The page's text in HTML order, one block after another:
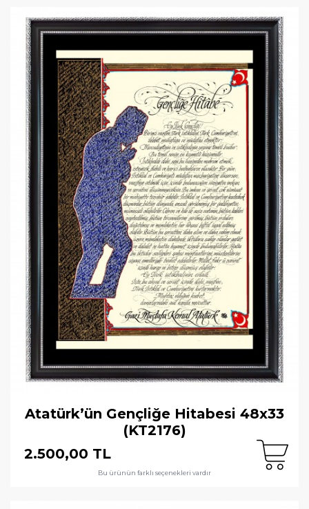
Atatürk’ün Gençliğe Hitabesi 48x33
(KT2176)
2.500,00 TL
Bu ürünün farklı seçenekleri vardır